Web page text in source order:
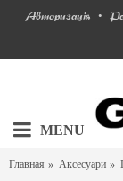
Авторизація •
MENU
Главная Аксесуари